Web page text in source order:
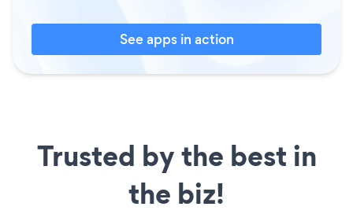
See apps in action
Trusted by the best in
the biz!